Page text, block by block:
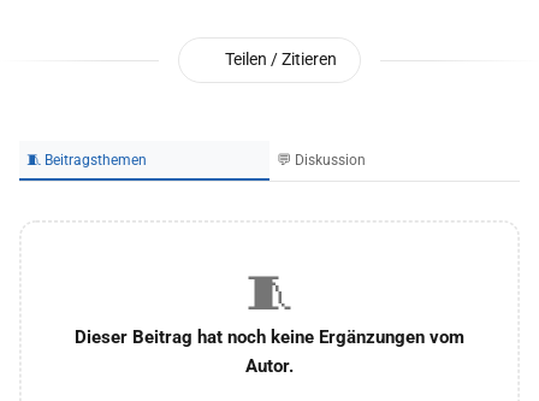
Teilen / Zitieren
🧵 Beitragsthemen 💬 Diskussion
🧵
Dieser Beitrag hat noch keine Ergänzungen vom
Autor.